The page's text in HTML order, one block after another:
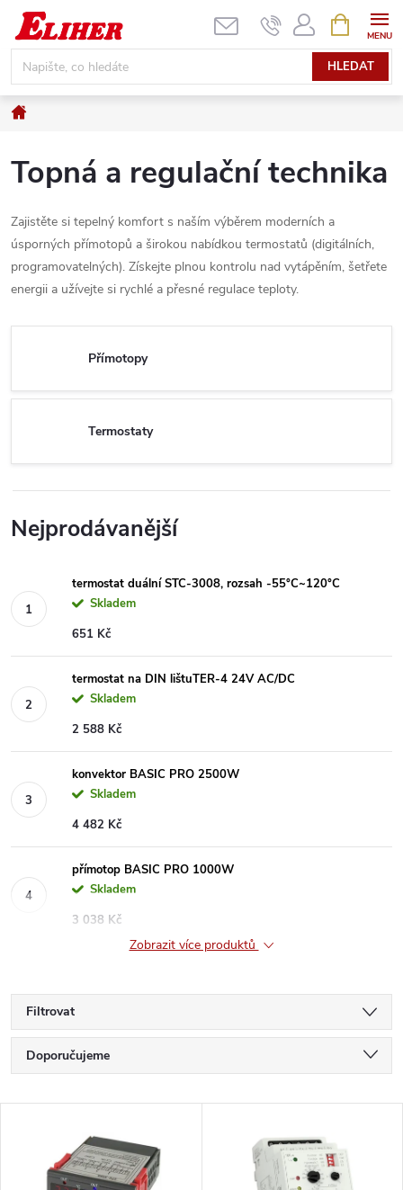
Přejít
obsah
HLEDAT
NÁKUPNÍ
KOŠÍK
Domů
Topná a regulační technika
Zajistěte si tepelný komfort s naším výběrem moderních a
úsporných přímotopů a širokou nabídkou termostatů (digitálních,
programovatelných). Získejte plnou kontrolu nad vytápěním, šetřete
energii a užívejte si rychlé a přesné regulace teploty.
Přímotopy
Termostaty
Nejprodávanější
termostat duální STC-3008, rozsah -55°C~120°C
Skladem
651 Kč
termostat na DIN lištuTER-4 24V AC/DC
Skladem
2 588 Kč
konvektor BASIC PRO 2500W
Skladem
4 482 Kč
přímotop BASIC PRO 1000W
Skladem
3 038 Kč
Zobrazit více produktů
Filtrovat
Ř
a
Doporučujeme
Nejprodávanější